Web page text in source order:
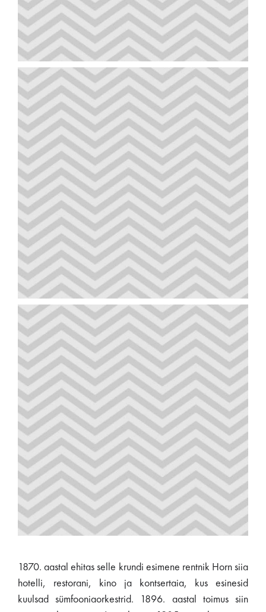
1870. aastal ehitas selle krundi esimene rentnik Horn siia
hotelli, restorani, kino ja kontsertaia, kus esinesid
kuulsad sümfooniaorkestrid. 1896. aastal toimus siin